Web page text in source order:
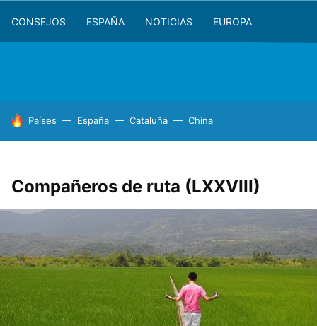
CONSEJOS ESPAÑA NOTICIAS EUROPA
HOY SE HABLA DE
Países España Cataluña China
Compañeros de ruta (LXXVIII)